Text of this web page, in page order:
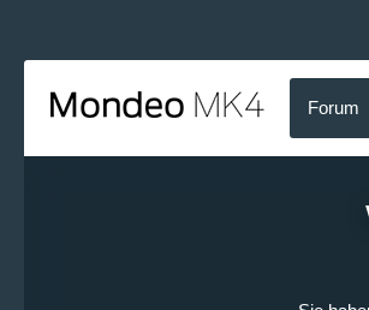
Forum